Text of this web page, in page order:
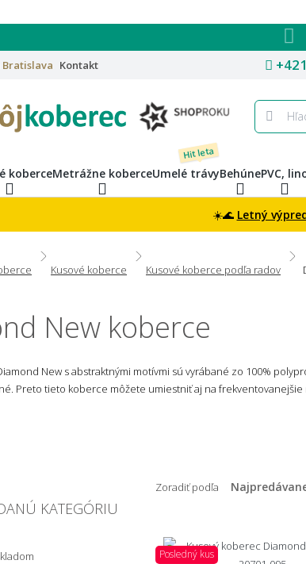
Bratislava Kontakt
koberceMetrážne koberce
Hit leta
Umelé trávyBehúnePVC,
☀️🌊 Letný
Kusové koberce Kusové koberce podľa radov
New koberce
New s abstraktnými motívmi sú vyrábané zo 100%
Preto tieto koberce môžete umiestniť aj na frekventovanejšie
KATEGÓRIU
Zoradiť podľa
Posledný kus